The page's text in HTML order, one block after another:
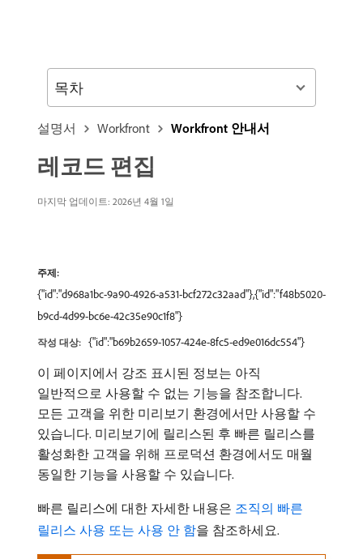
설명서 Workfront Workfront 안내서
레코드 편집
마지막 업데이트: 2026년 4월 1일
주제:
{"id":"d968a1bc-9a90-4926-a531-bcf272c32aad"},{"id":"f48b5020-
b9cd-4d99-bc6e-42c35e90c1f8"}
작성 대상: {"id":"b69b2659-1057-424e-8fc5-ed9e016dc554"}
이 페이지에서 강조 표시된 정보는 아직
일반적으로 사용할 수 없는 기능을 참조합니다.
모든 고객을 위한 미리보기 환경에서만 사용할 수
있습니다. 미리보기에 릴리스된 후 빠른 릴리스를
활성화한 고객을 위해 프로덕션 환경에서도 매월
동일한 기능을 사용할 수 있습니다.
빠른 릴리스에 대한 자세한 내용은 조직의 빠른
릴리스 사용 또는 사용 안 함을 참조하세요.
목차